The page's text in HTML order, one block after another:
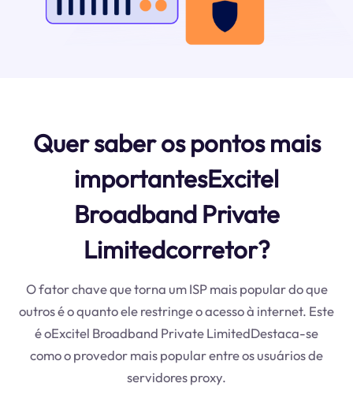
Quer saber os pontos mais
importantesExcitel
Broadband Private
Limitedcorretor?
O fator chave que torna um ISP mais popular do que
outros é o quanto ele restringe o acesso à internet. Este
é oExcitel Broadband Private LimitedDestaca-se
como o provedor mais popular entre os usuários de
servidores proxy.